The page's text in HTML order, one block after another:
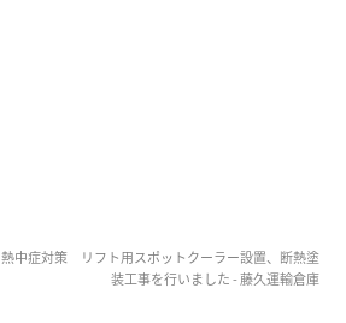
熱中症対策 リフト用スポットクーラー設置、断熱塗
装工事を行いました - 藤久運輸倉庫